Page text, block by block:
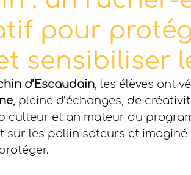
pour
sensibiliser
d’Escaudain, les élèves ont
, pleine d’échanges, de
et animateur du
sur les pollinisateurs et